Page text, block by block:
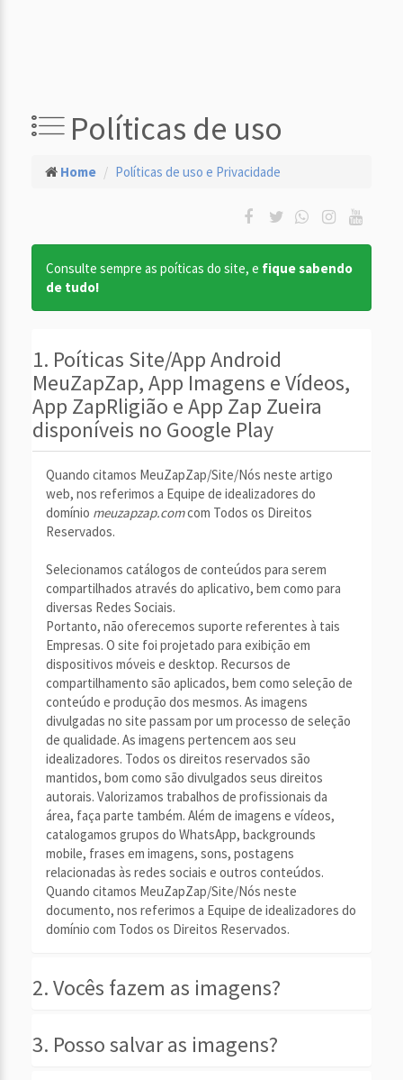
Políticas de uso
Home Políticas de uso e Privacidade
Consulte sempre as poíticas do site, e fique sabendo
de tudo!
1. Poíticas Site/App Android
MeuZapZap, App Imagens e Vídeos,
App ZapRligião e App Zap Zueira
disponíveis no Google Play
Quando citamos MeuZapZap/Site/Nós neste artigo
web, nos referimos a Equipe de idealizadores do
domínio meuzapzap.comcom Todos os Direitos
Reservados.
Selecionamos catálogos de conteúdos para serem
compartilhados através do aplicativo, bem como para
diversas Redes Sociais.
Portanto, não oferecemos suporte referentes à tais
Empresas. O site foi projetado para exibição em
dispositivos móveis e desktop. Recursos de
compartilhamento são aplicados, bem como seleção de
conteúdo e produção dos mesmos. As imagens
divulgadas no site passam por um processo de seleção
de qualidade. As imagens pertencem aos seu
idealizadores. Todos os direitos reservados são
mantidos, bom como são divulgados seus direitos
autorais. Valorizamos trabalhos de profissionais da
área, faça parte também. Além de imagens e vídeos,
catalogamos grupos do WhatsApp, backgrounds
mobile, frases em imagens, sons, postagens
relacionadas às redes sociais e outros conteúdos.
Quando citamos MeuZapZap/Site/Nós neste
documento, nos referimos a Equipe de idealizadores do
domínio com Todos os Direitos Reservados.
2. Vocês fazem as imagens?
3. Posso salvar as imagens?